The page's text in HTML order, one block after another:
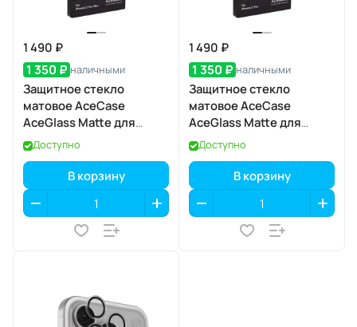
1 490 ₽
1 350 ₽ наличными
Защитное стекло
матовое AceCase
AceGlass Matte для
Apple iPhone 17 Pro Max
Доступно
В корзину
1 490 ₽
1 350 ₽ наличными
Защитное стекло
матовое AceCase
AceGlass Matte для
Apple iPhone 17 Pro
Доступно
В корзину